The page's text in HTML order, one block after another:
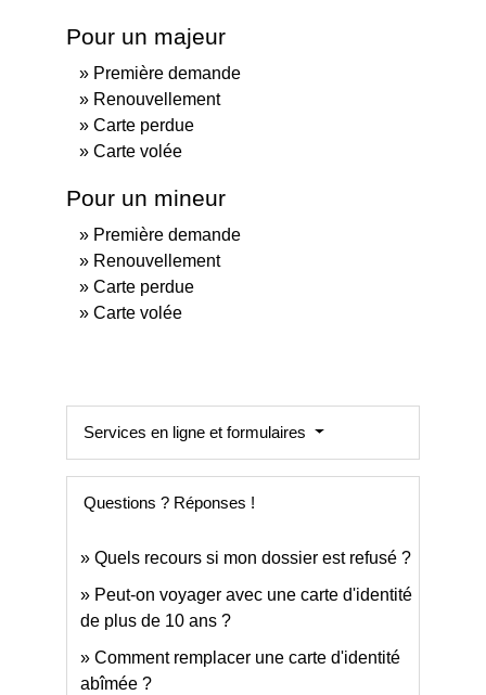
Pour un majeur
Première demande
Renouvellement
Carte perdue
Carte volée
Pour un mineur
Première demande
Renouvellement
Carte perdue
Carte volée
Services en ligne et formulaires
Questions ? Réponses !
Quels recours si mon dossier est refusé ?
Peut-on voyager avec une carte d'identité
de plus de 10 ans ?
Comment remplacer une carte d'identité
abîmée ?